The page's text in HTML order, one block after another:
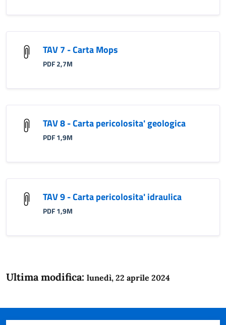
TAV 7 - Carta Mops
PDF 2,7M
TAV 8 - Carta pericolosita' geologica
PDF 1,9M
TAV 9 - Carta pericolosita' idraulica
PDF 1,9M
Ultima modifica: lunedì, 22 aprile 2024